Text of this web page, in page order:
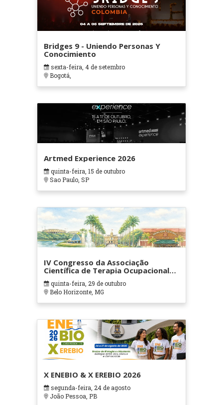
Bridges 9 - Uniendo Personas Y
Conocimiento
sexta-feira, 4 de setembro
Bogotá,
Artmed Experience 2026
quinta-feira, 15 de outubro
Sao Paulo, SP
IV Congresso da Associação
Científica de Terapia Ocupacional
em Contextos Hospitalares e
Cuidados Paliativos - ATOHOSP
quinta-feira, 29 de outubro
Belo Horizonte, MG
X ENEBIO & X EREBIO 2026
segunda-feira, 24 de agosto
João Pessoa, PB